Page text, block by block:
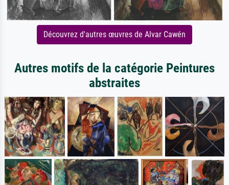
Découvrez d'autres œuvres de Alvar Cawén
Autres motifs de la catégorie Peintures
abstraites